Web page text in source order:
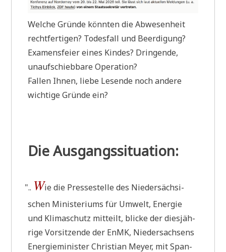
Wel­che Grün­de könn­ten die Abwe­sen­heit
recht­fer­ti­gen? Todes­fall und Beer­di­gung?
Examens­fei­er eines Kin­des? Drin­gen­de,
unauf­schieb­ba­re Operation?
Fal­len Ihnen, lie­be Lesen­de noch ande­re
wich­ti­ge Grün­de ein?
Die Ausgangssituation:
".. Wie die Pres­se­stel­le des Nie­der­säch­si­
schen Mini­ste­ri­ums für Umwelt, Ener­gie
und Kli­ma­schutz mit­teilt, blicke der dies­jäh­
ri­ge Vor­sit­zen­de der EnMK, Nie­der­sach­sens
Ener­gie­mi­ni­ster Chri­sti­an Mey­er, mit Span­